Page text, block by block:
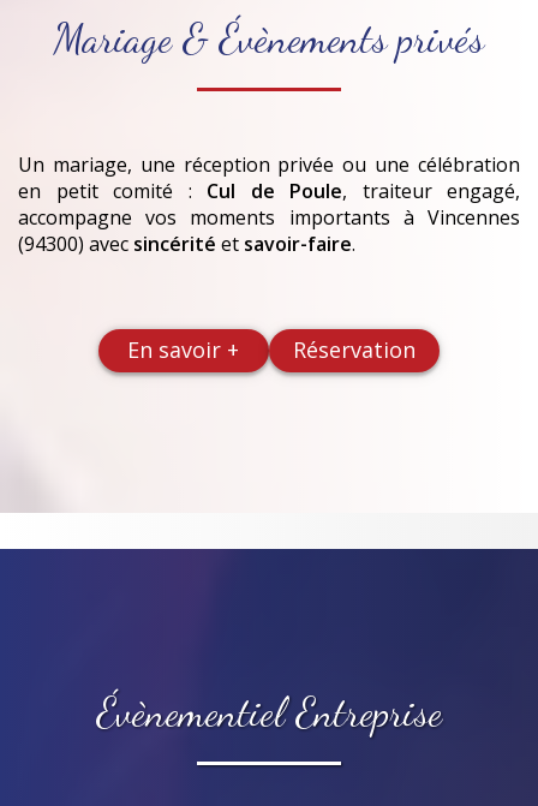
Mariage & Évènements privés
Un mariage, une réception privée ou une célébration
en petit comité : Cul de Poule, traiteur engagé,
accompagne vos moments importants à Vincennes
(94300) avec sincérité et savoir-faire.
En savoir + Réservation
Évènementiel Entreprise